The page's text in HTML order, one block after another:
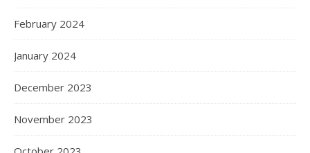
February 2024
January 2024
December 2023
November 2023